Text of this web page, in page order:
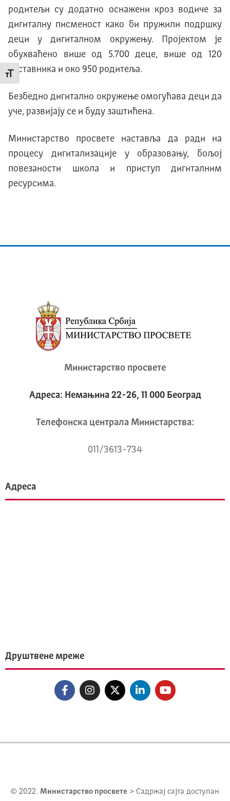
Промени величину слова
родитељи су додатно оснажени кроз водиче за
дигиталну писменост како би пружили подршку
деци у дигиталном окружењу. Пројектом је
обухваћено више од 5.700 деце, више од 120
наставника и око 950 родитеља.
Безбедно дигитално окружење омогућава деци да
уче, развијају се и буду заштићена.
Министарство просвете наставља да ради на
процесу дигитализације у образовању, бољој
повезаности школа и приступ дигиталним
ресурсима.
Министарство просвете
Адреса: Немањина 22-26, 11 000 Београд
Телeфонска централа Mинистарства:
011/3613-734
Адреса
Друштвене мреже
© 2022. Министарство просвете > Садржај сајта доступан